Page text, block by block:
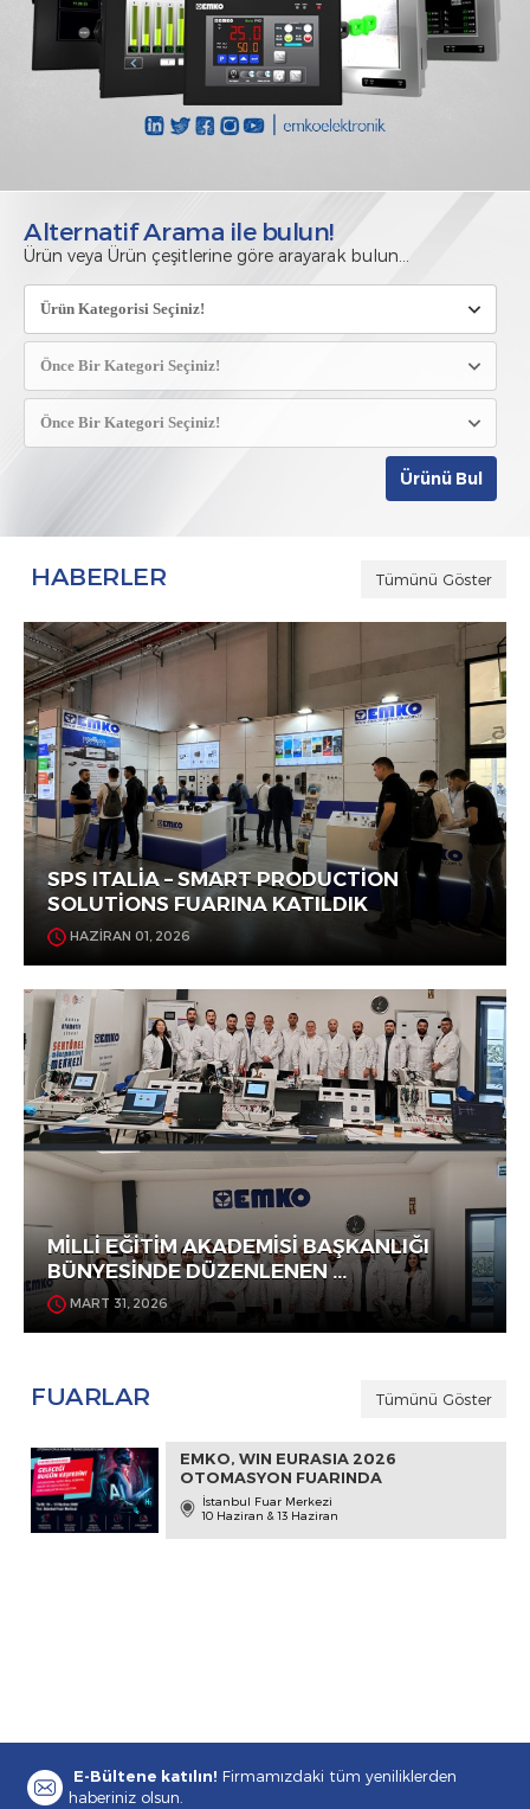
Alternatif Arama ile bulun!
Ürün veya Ürün çeşitlerine göre arayarak bulun...
Ürünü Bul
Tümünü Göster
HABERLER
SPS ITALİA – SMART PRODUCTİON
SOLUTİONS FUARINA KATILDIK
HAZİRAN 01, 2026
MİLLİ EĞİTİM AKADEMİSİ BAŞKANLIĞI
BÜNYESİNDE DÜZENLENEN ...
MART 31, 2026
Tümünü Göster
FUARLAR
EMKO, WIN EURASIA 2026
OTOMASYON FUARINDA
İstanbul Fuar Merkezi
10 Haziran & 13 Haziran
E-Bültene katılın! Firmamızdaki tüm yeniliklerden
haberiniz olsun.